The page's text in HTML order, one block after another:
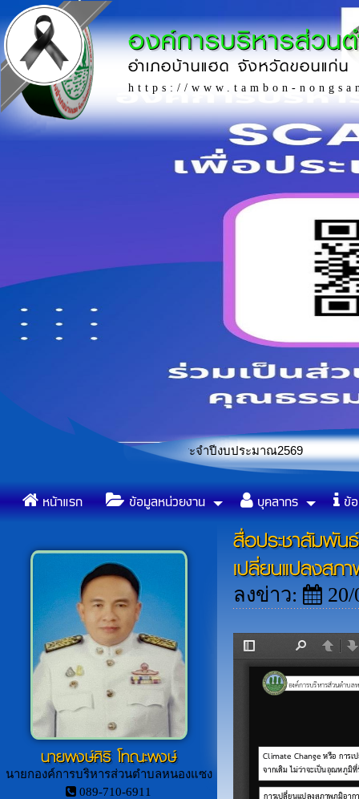
องค์การบริหารส่วน
อำเภอบ้านแฮด จังหวัดขอนแก่น
https://www.tambon-
« ข้อบัญญัติองค์การบริหารส่วน
กสรรพนักงานจ้าง ประจำปีงบประมาณ2569
หน้าแรก ข้อมูลหน่วยงาน บุคลากร ข้อ
นายพงษ์ศิริ โทณะพงษ์
นายกองค์การบริหารส่วนตำบลหนองแซง
089-710-6911
สื่อประชาสัมพัน
เปลี่ยนแปลงสภ
ลงข่าว: